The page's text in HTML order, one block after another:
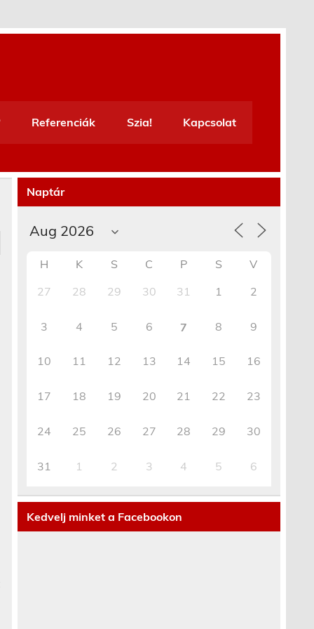
Referenciák Szia! Kapcsolat
Naptár
H K S C P S
V
27
28 29 30 31 1 2
3 4 5 6 7 8 9
10 11 12 13 14 15 16
17 18 19 20 21 22 23
24 25 26 27 28 29 30
31 1 2 3 4 5 6
Kedvelj minket a Facebookon